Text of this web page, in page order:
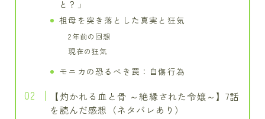
と？」
祖母を突き落とした真実と狂気
2年前の回想
現在の狂気
モニカの恐るべき罠：自傷行為
【灼かれる血と骨 ～絶縁された令嬢～】7話
を読んだ感想（ネタバレあり）